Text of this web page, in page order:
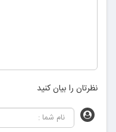
نظرتان را بیان کنید